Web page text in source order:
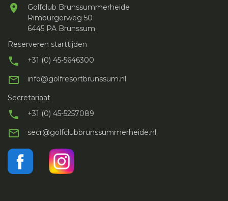
Golfclub Brunssummerheide
Rimburgerweg 50
6445 PA Brunssum
Reserveren starttijden
+31 (0) 45-5646300
info@golfresortbrunssum.nl
Secretariaat
+31 (0) 45-5257089
secr@golfclubbrunssummerheide.nl